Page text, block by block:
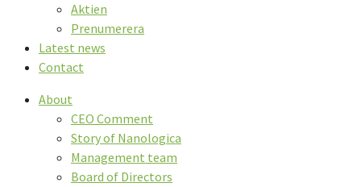
Aktien
Prenumerera
Latest news
Contact
About
CEO Comment
Story of Nanologica
Management team
Board of Directors